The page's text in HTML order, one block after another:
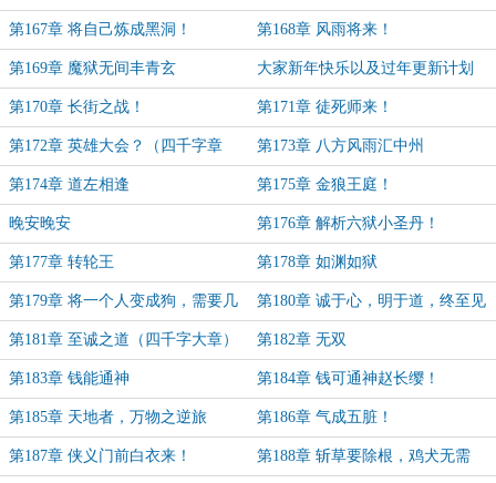
第167章 将自己炼成黑洞！ 第168章 风雨将来！
第169章 魔狱无间丰青玄 大家新年快乐以及过年更新计划
第170章 长街之战！ 第171章 徒死师来！
第172章 英雄大会？（四千字章
节）
第173章 八方风雨汇中州
第174章 道左相逢 第175章 金狼王庭！
晚安晚安 第176章 解析六狱小圣丹！
第177章 转轮王 第178章 如渊如狱
第179章 将一个人变成狗，需要几
步？
第180章 诚于心，明于道，终至见
神！
第181章 至诚之道（四千字大章） 第182章 无双
第183章 钱能通神 第184章 钱可通神赵长缨！
第185章 天地者，万物之逆旅 第186章 气成五脏！
第187章 侠义门前白衣来！ 第188章 斩草要除根，鸡犬无需